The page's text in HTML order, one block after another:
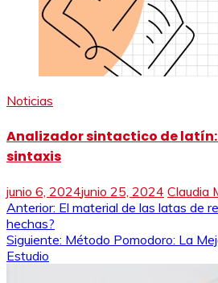
Noticias
Analizador sintactico de
sintaxis
junio 6, 2024junio 25, 2024 Claudia
Navegación
de
entradas
Anterior: El material de las latas de
hechas?
Siguiente: Método Pomodoro: La
Estudio